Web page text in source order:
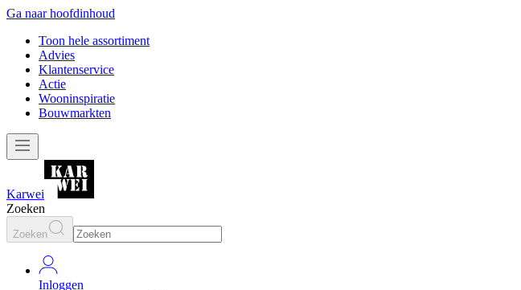
Ga naar hoofdinhoud
Toon hele assortiment
Advies
Klantenservice
Actie
Wooninspiratie
Bouwmarkten
Karwei
Zoeken
Zoeken
Inloggen